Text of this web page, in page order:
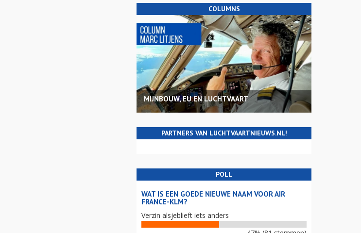
COLUMNS
MIJNBOUW, EU EN LUCHTVAART
PARTNERS VAN LUCHTVAARTNIEUWS.NL!
POLL
WAT IS EEN GOEDE NIEUWE NAAM VOOR AIR
FRANCE-KLM?
Verzin alsjeblieft iets anders